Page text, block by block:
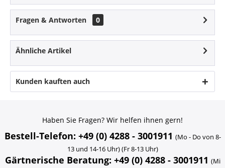
Fragen & Antworten 0
Ähnliche Artikel
Kunden kauften auch
Haben Sie Fragen? Wir helfen ihnen gern!
Bestell-Telefon: +49 (0) 4288 - 3001911 (Mo - Do von 8-
13 und 14-16 Uhr) (Fr 8-13 Uhr)
Gärtnerische Beratung: +49 (0) 4288 - 3001911 (Mi